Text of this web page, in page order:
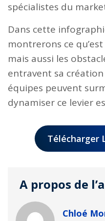
spécialistes du
Dans cette
montrerons ce
mais aussi les
entravent sa
équipes peuvent
dynamiser ce levier
Télécharger
A propos de
Chloé